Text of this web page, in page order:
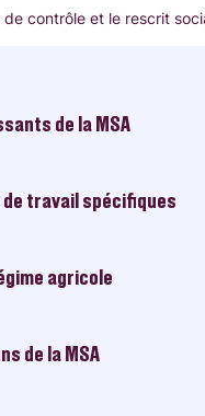
de contrôle et le rescrit
de la MSA
travail spécifiques
agricole
de la MSA